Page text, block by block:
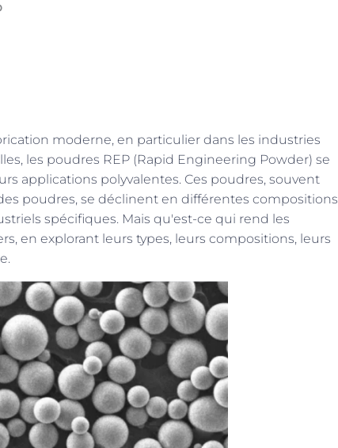
moderne, en particulier dans les industries
les poudres REP (Rapid Engineering Powder) se
applications polyvalentes. Ces poudres, souvent
poudres, se déclinent en différentes compositions
spécifiques. Mais qu'est-ce qui rend les
en explorant leurs types, leurs compositions, leurs